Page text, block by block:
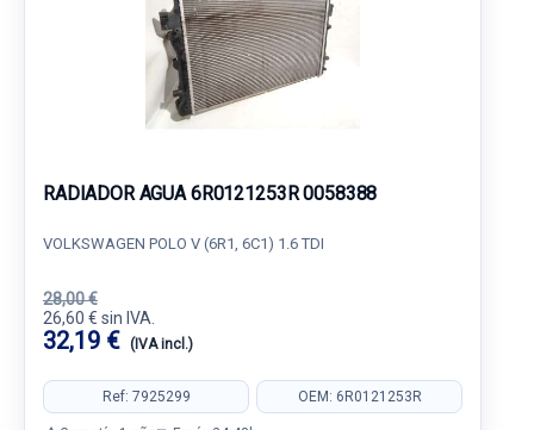
RADIADOR AGUA 6R0121253R 0058388
VOLKSWAGEN POLO V (6R1, 6C1) 1.6 TDI
28,00 €
26,60 € sin IVA.
32,19 € (IVA incl.)
Ref: 7925299 OEM: 6R0121253R